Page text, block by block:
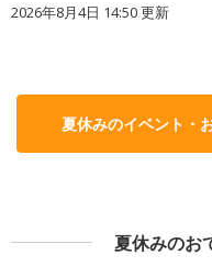
2026年8月4日 14:50更新
夏休みのイベント・
夏休みのお